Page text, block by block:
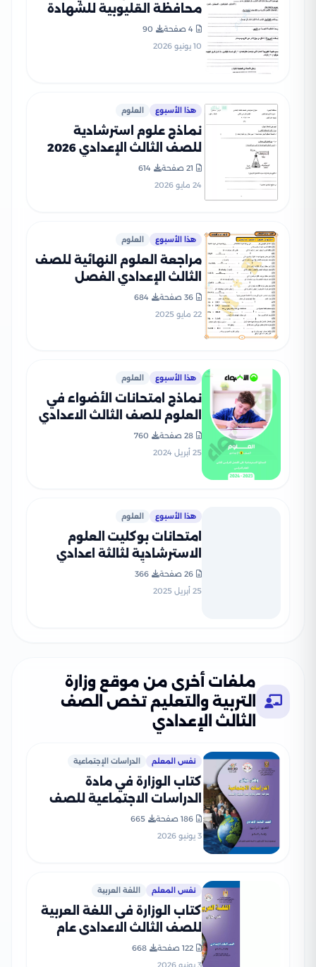
محافظة القليوبية للشهادة
PDF بعد أداء الامتحان
4 صفحة
90
10 يونيو 2026
هذا الأسبوع العلوم
نماذج علوم استرشادية
للصف الثالث الإعدادي 2026
من توجيه البحيرة للتدريب قبل
الامتحان
21 صفحة
614
24 مايو 2026
هذا الأسبوع العلوم
مراجعة العلوم النهائية للصف
الثالث الإعدادي الفصل
من سلسلة أنت والعلوم
36 صفحة
684
22 مايو 2025
هذا الأسبوع العلوم
نماذج امتحانات الأضواء في
العلوم للصف الثالث الاعدادي
الترم الثاني 2024 بصيغة PDF
28 صفحة
760
25 أبريل 2024
هذا الأسبوع العلوم
امتحانات بوكليت العلوم
الاسترشادية لثالثة اعدادي
بمحافظة أسوان الترم الثاني
2025 بصيغة PDF
26 صفحة
366
25 أبريل 2025
ملفات أخرى من موقع وزارة
التربية والتعليم تخص الصف
الثالث الإعدادي
نفس المعلم الدراسات الإجتماعية
كتاب الوزارة في مادة
الدراسات الاجتماعية للصف
PDF
186 صفحة
665
3 يونيو 2026
نفس المعلم اللغة العربية
كتاب الوزارة فى اللغة العربية
للصف الثالث الاعدادى عام
2026 PDF
122 صفحة
668
3 يونيو 2026